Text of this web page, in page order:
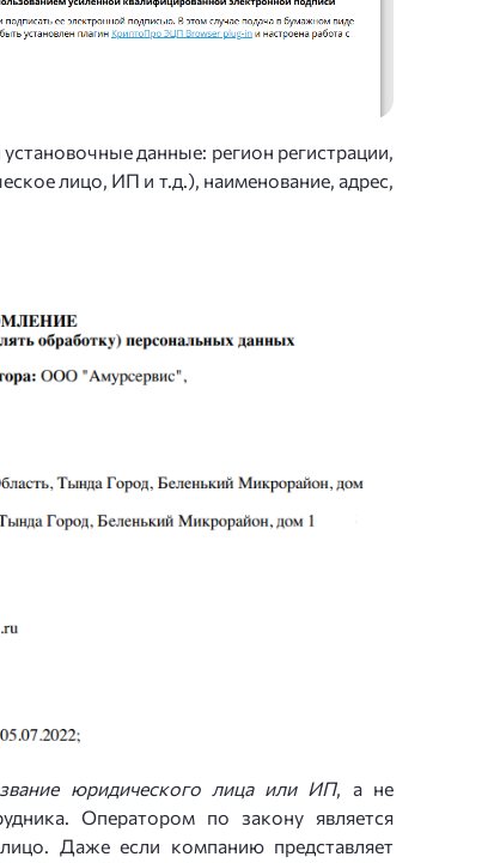
данные: регион регистрации,
лицо, ИП и т.д.), наименование, адрес,
юридического лица или ИП, а не
Оператором по закону является
Даже если компанию представляет